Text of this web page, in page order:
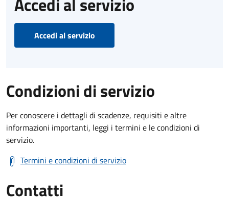
Accedi al servizio
Condizioni di servizio
Per conoscere i dettagli di scadenze, requisiti e altre
informazioni importanti, leggi i termini e le condizioni di
servizio.
Termini e condizioni di servizio
Contatti